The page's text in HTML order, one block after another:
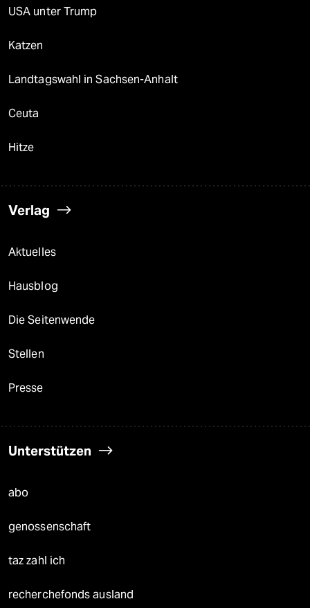
USA unter Trump
Katzen
Landtagswahl in Sachsen-Anhalt
Ceuta
Hitze
Verlag
Aktuelles
Hausblog
Die Seitenwende
Stellen
Presse
Unterstützen
abo
genossenschaft
taz zahl ich
recherchefonds ausland